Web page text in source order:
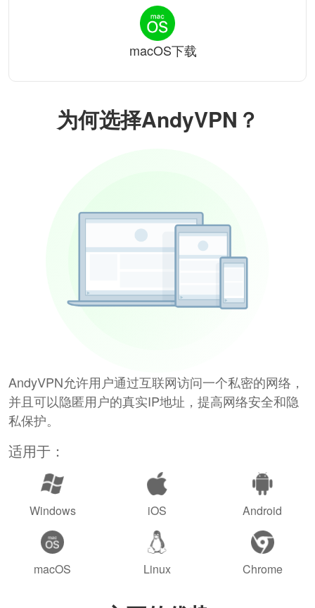
为何选择AndyVPN？
AndyVPN允许用户通过互联网访问一个私密的网络，
并且可以隐匿用户的真实IP地址，提高网络安全和隐
私保护。
适用于：
Windows iOS Android
macOS Linux Chrome
macOS下载